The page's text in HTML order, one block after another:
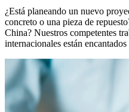
¿Está planeando un nuevo
concreto o una pieza de
China? Nuestros competentes
internacionales están